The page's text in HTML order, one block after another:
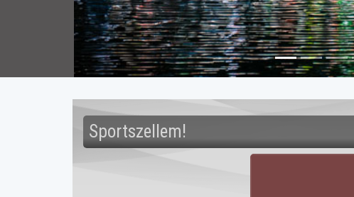
Sportszellem!